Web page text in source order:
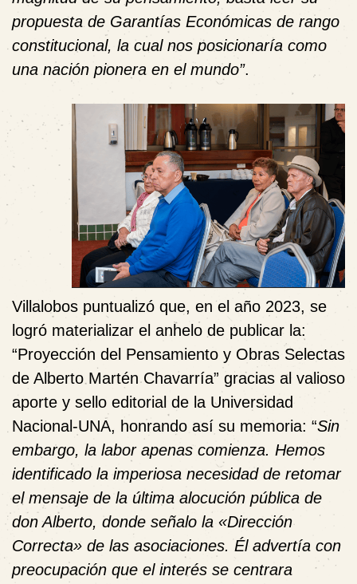
propuesta de Garantías Económicas de rango
constitucional, la cual nos posicionaría como
una nación pionera en el mundo”.
Villalobos puntualizó que, en el año 2023, se
logró materializar el anhelo de publicar la:
“Proyección del Pensamiento y Obras Selectas
de Alberto Martén Chavarría” gracias al valioso
aporte y sello editorial de la Universidad
Nacional-UNA, honrando así su memoria: “Sin
embargo, la labor apenas comienza. Hemos
identificado la imperiosa necesidad de retomar
el mensaje de la última alocución pública de
don Alberto, donde señalo la «Dirección
Correcta» de las asociaciones. Él advertía con
preocupación que el interés se centrara